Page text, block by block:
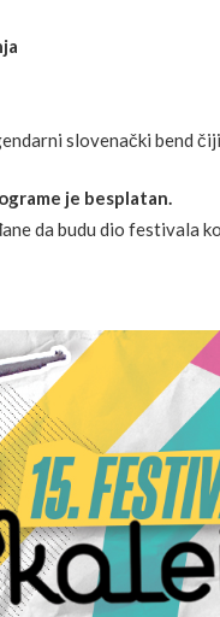
slovenački bend
je besplatan.
da budu dio festivala